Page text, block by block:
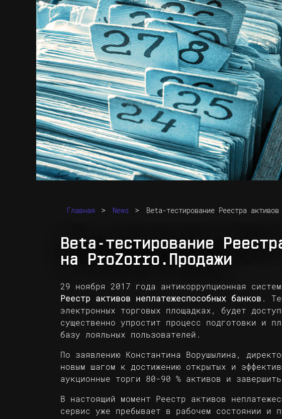
Главная > News > Beta-тестирование Реестра
Beta-тестирование
на ProZorro.Продажи
29 ноября 2017 года антикоррупционная
Реестр активов неплатежеспособных банков .
электронных торговых площадках, будет
существенно упростит процесс подготовки и
базу лояльных пользователей.
По заявлению Константина Ворушылина,
новым шагом к достижению открытых и
аукционные торги 80-90 % активов и
В настоящий момент Реестр активов
сервис уже пребывает в рабочем состоянии и